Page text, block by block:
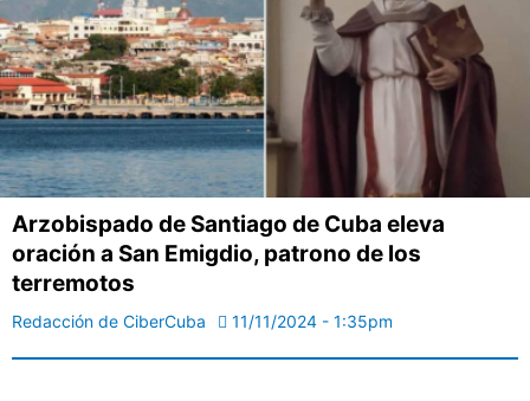
Arzobispado de Santiago de Cuba eleva
oración a San Emigdio, patrono de los
terremotos
Redacción de CiberCuba 11/11/2024 - 1:35pm